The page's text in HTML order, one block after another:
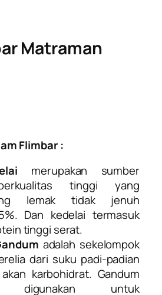
Matraman
Flimbar :
merupakan sumber
tinggi yang
lemak tidak jenuh
Dan kedelai termasuk
tinggi serat.
adalah sekelompok
dari suku padi-padian
karbohidrat. Gandum
digunakan untuk